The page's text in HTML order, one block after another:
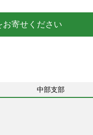
寄せください
中部支部